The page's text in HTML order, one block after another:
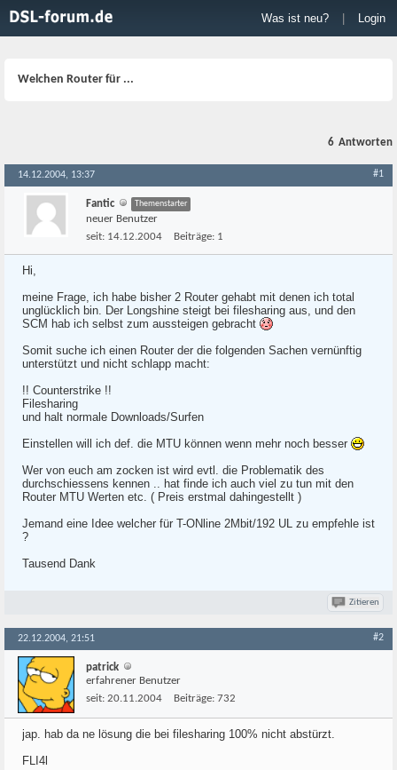
Was ist neu? Login
Welchen Router für ...
6 Antworten
14.12.2004, 13:37 #1
Fantic Themenstarter
neuer Benutzer
seit: 14.12.2004 Beiträge: 1
Hi,
meine Frage, ich habe bisher 2 Router gehabt mit denen ich total
unglücklich bin. Der Longshine steigt bei filesharing aus, und den
SCM hab ich selbst zum aussteigen gebracht
Somit suche ich einen Router der die folgenden Sachen vernünftig
unterstützt und nicht schlapp macht:
!! Counterstrike !!
Filesharing
und halt normale Downloads/Surfen
Einstellen will ich def. die MTU können wenn mehr noch besser
Wer von euch am zocken ist wird evtl. die Problematik des
durchschiessens kennen .. hat finde ich auch viel zu tun mit den
Router MTU Werten etc. ( Preis erstmal dahingestellt )
Jemand eine Idee welcher für T-ONline 2Mbit/192 UL zu empfehle ist
?
Tausend Dank
Zitieren
22.12.2004, 21:51 #2
patrick
erfahrener Benutzer
seit: 20.11.2004 Beiträge: 732
jap. hab da ne lösung die bei filesharing 100% nicht abstürzt.
FLI4l